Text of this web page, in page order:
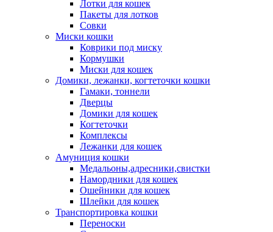
Лотки для кошек
Пакеты для лотков
Совки
Миски кошки
Коврики под миску
Кормушки
Миски для кошек
Домики, лежанки, когтеточки кошки
Гамаки, тоннели
Дверцы
Домики для кошек
Когтеточки
Комплексы
Лежанки для кошек
Амуниция кошки
Медальоны,адресники,свистки
Намордники для кошек
Ошейники для кошек
Шлейки для кошек
Транспортировка кошки
Переноски